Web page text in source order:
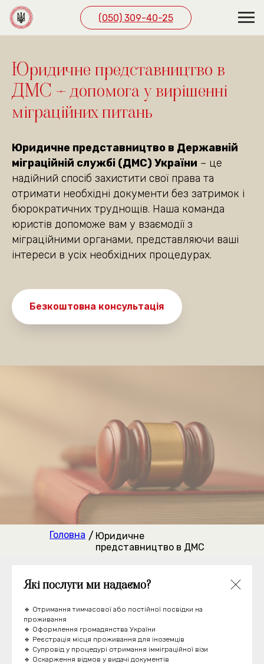
(050) 309-40-25
Юридичне представництво в
ДМС – допомога у вирішенні
міграційних питань
Юридичне представництво в Державній
міграційній службі (ДМС) України – це
надійний спосіб захистити свої права та
отримати необхідні документи без затримок і
бюрократичних труднощів. Наша команда
юристів допоможе вам у взаємодії з
міграційними органами, представляючи ваші
інтереси в усіх необхідних процедурах.
Безкоштовна консультація
Головна / Юридичне
представництво в ДМС
Які послуги ми надаємо?
🔹 Отримання тимчасової або постійної посвідки на
проживання
🔹 Оформлення громадянства України
🔹 Реєстрація місця проживання для іноземців
🔹 Супровід у процедурі отримання імміграційної візи
🔹 Оскарження відмов у видачі документів
пн. — пт. 10:00—19:00
сб 10:00—18:00
(050) 309-40-25
м. Київ, вул. Павла
офіс 1
Графік роботи
(подивитись на карті)